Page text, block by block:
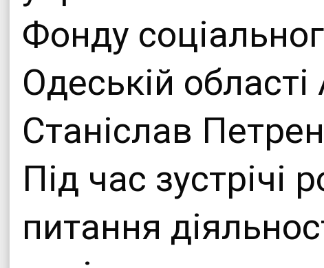
Фонду
Одеській області
Станіслав
Під час зустрічі
питання